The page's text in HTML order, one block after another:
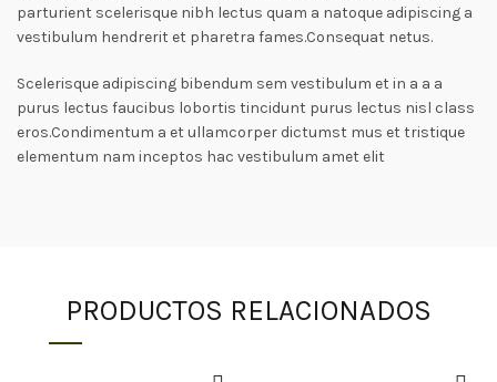
parturient scelerisque nibh lectus quam a natoque adipiscing a
vestibulum hendrerit et pharetra fames.Consequat netus.
Scelerisque adipiscing bibendum sem vestibulum et in a a a
purus lectus faucibus lobortis tincidunt purus lectus nisl class
eros.Condimentum a et ullamcorper dictumst mus et tristique
elementum nam inceptos hac vestibulum amet elit
PRODUCTOS RELACIONADOS